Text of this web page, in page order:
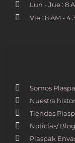
Lun - Jue : 8
Vie : 8 AM -
Somos
Nuestra
Tiendas
Noticias/ Blog
Plaspak